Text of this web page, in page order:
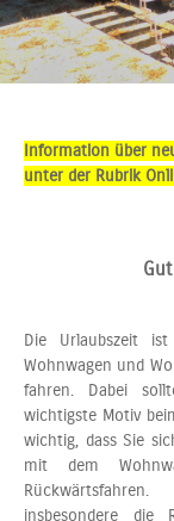
Information über
unter der Rubrik
Die Urlaubszeit
Wohnwagen und
fahren. Dabei
wichtigste Motiv
wichtig, dass Sie
mit dem
insbesondere die